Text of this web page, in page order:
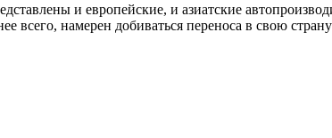
и европейские, и азиатские
всего, намерен добиваться переноса в свою